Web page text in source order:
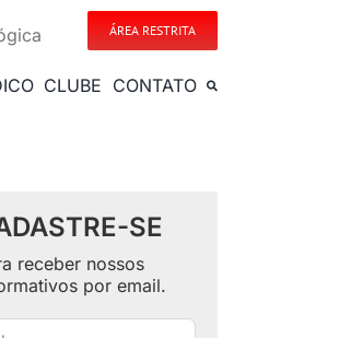
ÁREA RESTRITA
CLUBE CONTATO
SE
receber nossos
por email.